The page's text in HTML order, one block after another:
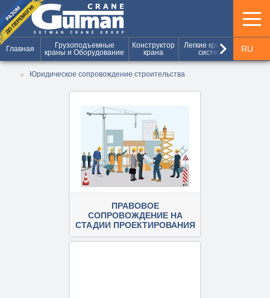
Главная
Грузоподъемные
краны и Оборудование
Конструктор
крана
Легкие крановые
системы
keyboard_arrow_right RU
Юридическое сопровождение строительства
ПРАВОВОЕ
СОПРОВОЖДЕНИЕ НА
СТАДИИ ПРОЕКТИРОВАНИЯ